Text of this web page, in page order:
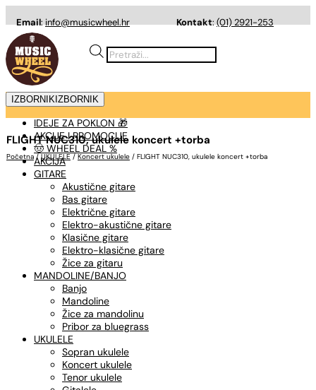
Email:info@musicwheel.hr Kontakt:(01) 2921-253
Products
search
IZBORNIK IZBORNIK
IDEJE ZA POKLON 🎁
AKCIJE I PROMOCIJE
🤠 WHEEL DEAL %
AKCIJA
GITARE
Akustične gitare
Bas gitare
Električne gitare
Elektro-akustične gitare
Klasične gitare
Elektro-klasične gitare
Žice za gitaru
MANDOLINE/BANJO
Banjo
Mandoline
Žice za mandolinu
Pribor za bluegrass
UKULELE
Sopran ukulele
Koncert ukulele
Tenor ukulele
FLIGHT NUC310, ukulele koncert +torba
Početna / UKULELE / Koncert ukulele / FLIGHT NUC310, ukulele koncert +torba